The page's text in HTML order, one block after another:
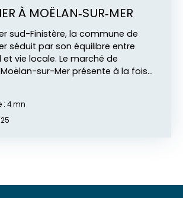
À MOËLAN‑SUR‑MER
sud-Finistère, la commune de
séduit par son équilibre entre
vie locale. Le marché de
sur-Mer présente à la fois
et des réalités à bien
Grâce aux données récentes du
délais de vente et aux
IMMOBILIER pour réussir votre
: 4 mn